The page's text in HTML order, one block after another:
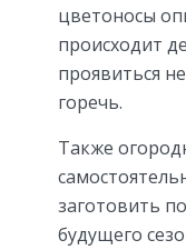
цветоносы
происходит
проявиться
горечь.
Также
заготовить
будущего